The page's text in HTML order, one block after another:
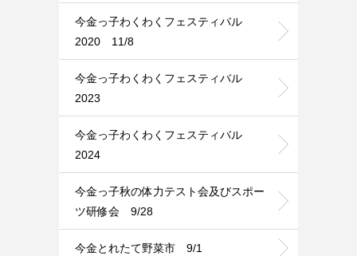
今金っ子わくわくフェスティバル
2020 11/8
今金っ子わくわくフェスティバル
2023
今金っ子わくわくフェスティバル
2024
今金っ子秋の体力テスト会及びスポー
ツ研修会 9/28
今金とれたて野菜市 9/1